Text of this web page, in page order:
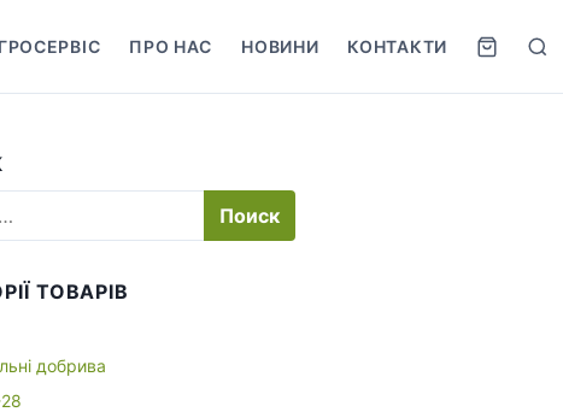
ПРО НАС НОВИНИ КОНТАКТИ
S
ТОВАРІВ
добрива